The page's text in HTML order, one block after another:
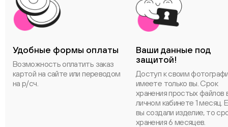
Удобные формы оплаты
Возможность оплатить заказ
картой на сайте или переводом
на р/сч.
Ваши данные под
защитой!
Доступ к своим
имеете только вы. Срок
хранения простых файлов
личном кабинете 1 месяц.
вы создали изделие, то
хранения 6 месяцев.